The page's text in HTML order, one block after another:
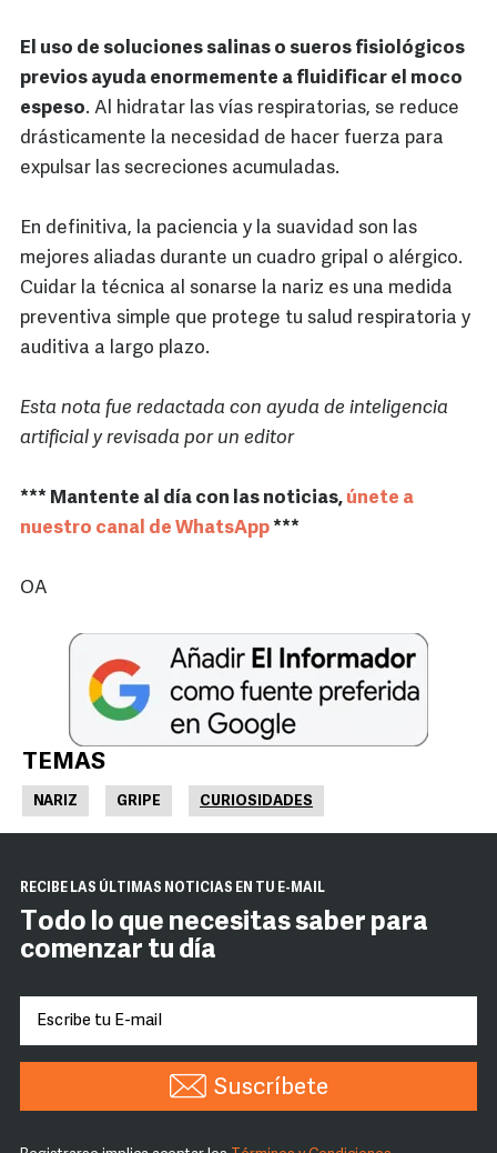
El uso de soluciones salinas o sueros fisiológicos
previos ayuda enormemente a fluidificar el moco
espeso. Al hidratar las vías respiratorias, se reduce
drásticamente la necesidad de hacer fuerza para
expulsar las secreciones acumuladas.
En definitiva, la paciencia y la suavidad son las
mejores aliadas durante un cuadro gripal o alérgico.
Cuidar la técnica al sonarse la nariz es una medida
preventiva simple que protege tu salud respiratoria y
auditiva a largo plazo.
Esta nota fue redactada con ayuda de inteligencia
artificial y revisada por un editor
*** Mantente al día con las noticias, únete a
nuestro canal de WhatsApp***
OA
TEMAS
NARIZ GRIPE CURIOSIDADES
RECIBE LAS ÚLTIMAS NOTICIAS EN TU E-MAIL
Todo lo que necesitas saber para
comenzar tu día
Suscríbete